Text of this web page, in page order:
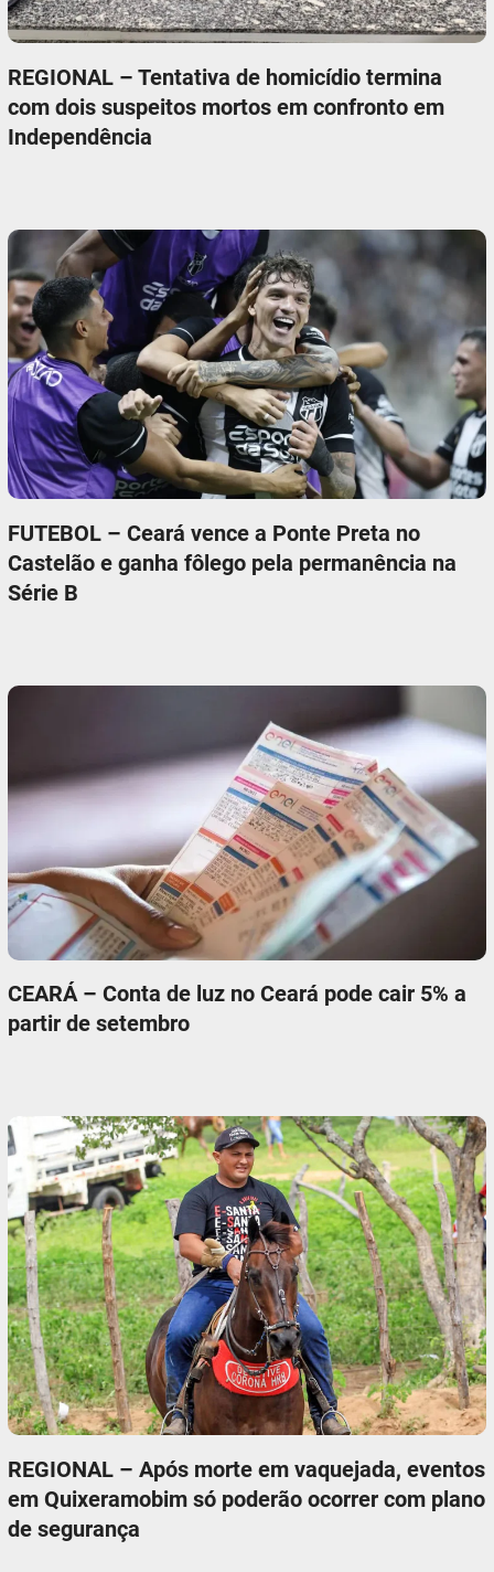
REGIONAL – Tentativa de homicídio termina
com dois suspeitos mortos em confronto em
Independência
FUTEBOL – Ceará vence a Ponte Preta no
Castelão e ganha fôlego pela permanência na
Série B
CEARÁ – Conta de luz no Ceará pode cair 5% a
partir de setembro
REGIONAL – Após morte em vaquejada, eventos
em Quixeramobim só poderão ocorrer com plano
de segurança